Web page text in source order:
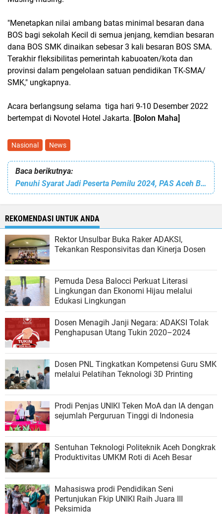
"Menetapkan nilai ambang batas minimal besaran dana
BOS bagi sekolah Kecil di semua jenjang, kemdian besaran
dana BOS SMK dinaikan sebesar 3 kali besaran BOS SMA.
Terakhir fleksibilitas pemerintah kabuoaten/kota dan
provinsi dalam pengelolaan satuan pendidikan TK-SMA/
SMK," ungkapnya.
Acara berlangsung selama tiga hari 9-10 Desember 2022
bertempat di Novotel Hotel Jakarta. [Bolon Maha]
Nasional News
Baca berikutnya:
Penuhi Syarat Jadi Peserta Pemilu 2024, PAS Aceh Bertekad Jadi Harapan Baru Rakyat Aceh
REKOMENDASI UNTUK ANDA
Rektor Unsulbar Buka Raker ADAKSI,
Tekankan Responsivitas dan Kinerja Dosen
Pemuda Desa Balocci Perkuat Literasi
Lingkungan dan Ekonomi Hijau melalui
Edukasi Lingkungan
Dosen Menagih Janji Negara: ADAKSI Tolak
Penghapusan Utang Tukin 2020–2024
Dosen PNL Tingkatkan Kompetensi Guru SMK
melalui Pelatihan Teknologi 3D Printing
Prodi Penjas UNIKI Teken MoA dan IA dengan
sejumlah Perguruan Tinggi di Indonesia
Sentuhan Teknologi Politeknik Aceh Dongkrak
Produktivitas UMKM Roti di Aceh Besar
Mahasiswa prodi Pendidikan Seni
Pertunjukan Fkip UNIKI Raih Juara III
Peksimida